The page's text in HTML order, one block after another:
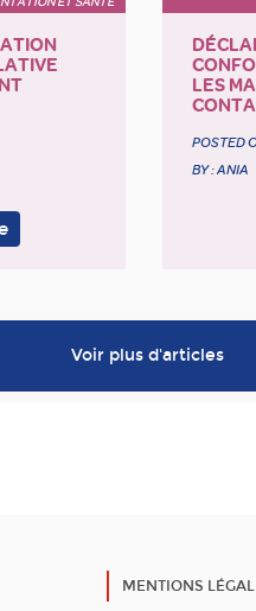
LES
POSTED
BY : ANIA
Voir plus d'articles
MENTIONS